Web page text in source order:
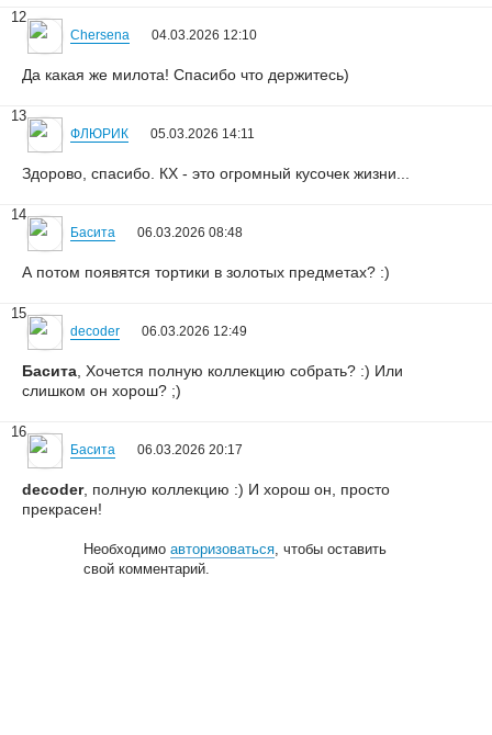
12
Chersena 04.03.2026 12:10
Да какая же милота! Спасибо что держитесь)
13
ФЛЮРИК 05.03.2026 14:11
Здорово, спасибо. КХ - это огромный кусочек жизни...
14
Басита 06.03.2026 08:48
А потом появятся тортики в золотых предметах? :)
15
decoder 06.03.2026 12:49
Басита , Хочется полную коллекцию собрать? :) Или
слишком он хорош? ;)
16
Басита 06.03.2026 20:17
decoder, полную коллекцию :) И хорош он, просто
прекрасен!
Необходимоавторизоваться, чтобы оставить
свой комментарий.